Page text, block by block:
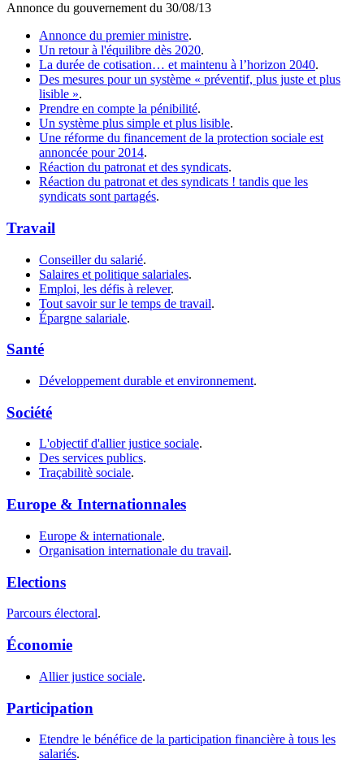
Annonce du gouvernement du 30/08/13
Annonce du premier ministre.
Un retour à l'équilibre dès 2020.
La durée de cotisation… et maintenu à l’horizon 2040.
Des mesures pour un système « préventif, plus juste et plus
lisible ».
Prendre en compte la pénibilité.
Un système plus simple et plus lisible.
Une réforme du financement de la protection sociale est
annoncée pour 2014.
Réaction du patronat et des syndicats.
Réaction du patronat et des syndicats ! tandis que les
syndicats sont partagés.
Travail
Conseiller du salarié.
Salaires et politique salariales.
Emploi, les défis à relever.
Tout savoir sur le temps de travail.
Épargne salariale.
Santé
Développement durable et environnement.
Société
L'objectif d'allier justice sociale.
Des services publics.
Traçabilitè sociale.
Europe & Internationnales
Europe & internationale.
Organisation internationale du travail.
Elections
Parcours électoral.
Économie
Allier justice sociale.
Participation
Etendre le bénéfice de la participation financière à tous les
salariés.